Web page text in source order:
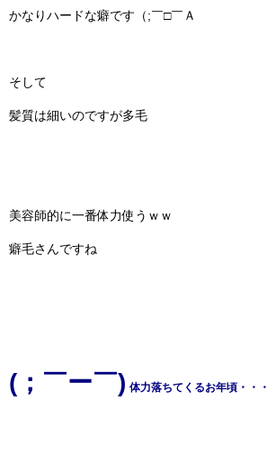
かなりハードな癖です（;￣□￣Ａ
そして
髪質は細いのですが多毛
美容師的に一番体力使うｗｗ
癖毛さんですね
(；￣ー￣) 体力落ちてくるお年頃・・・